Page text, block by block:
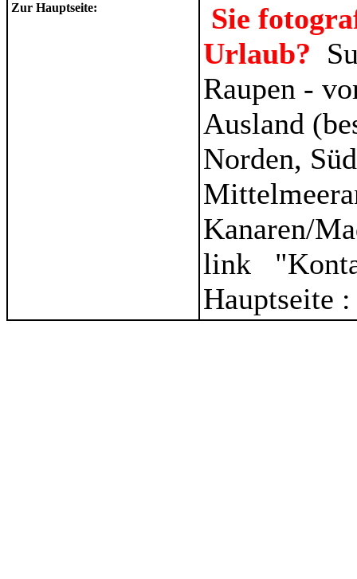
Zur Hauptseite:
Sie
Urlaub?
Raupen -
Ausland
Norden,
Kanaren/
link
Hauptseite